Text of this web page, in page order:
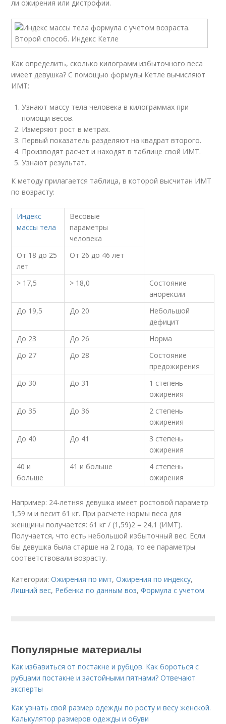
ли ожирения или дистрофии.
Как определить, сколько килограмм избыточного веса
имеет девушка? С помощью формулы Кетле вычисляют
ИМТ:
Узнают массу тела человека в килограммах при
помощи весов.
Измеряют рост в метрах.
Первый показатель разделяют на квадрат второго.
Производят расчет и находят в таблице свой ИМТ.
Узнают результат.
К методу прилагается таблица, в которой высчитан ИМТ
по возрасту:
Индекс
массы тела
Весовые
параметры
человека
От 18 до 25
лет
От 26 до 46 лет
> 17,5 > 18,0
Состояние
анорексии
До 19,5
До 20
Небольшой
дефицит
До 23
До 26
Норма
До 27
До 28
Состояние
предожирения
До 30
До 31
1 степень
ожирения
До 35
До 36
2 степень
ожирения
До 40
До 41
3 степень
ожирения
40 и
больше
41 и больше
4 степень
ожирения
Например: 24-летняя девушка имеет ростовой параметр
1,59 м и весит 61 кг. При расчете нормы веса для
женщины получается: 61 кг / (1,59)2 = 24,1 (ИМТ).
Получается, что есть небольшой избыточный вес. Если
бы девушка была старше на 2 года, то ее параметры
соответствовали возрасту.
Категории:Ожирения по имт,Ожирения по индексу,
Лишний вес, Ребенка по данным воз,Формула с учетом
Популярные материалы
Как избавиться от постакне и рубцов. Как бороться с
рубцами постакне и застойными пятнами? Отвечают
эксперты
Как узнать свой размер одежды по росту и весу женской.
Калькулятор размеров одежды и обуви